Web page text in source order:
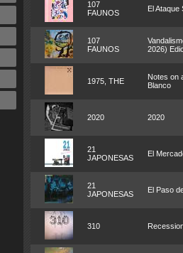
107
FAUNOS
El Ataque
107
FAUNOS
2026)
1975, THE
Notes on
Blanco
2020 2020
21
JAPONESAS
El
21
JAPONESAS
El Paso
310